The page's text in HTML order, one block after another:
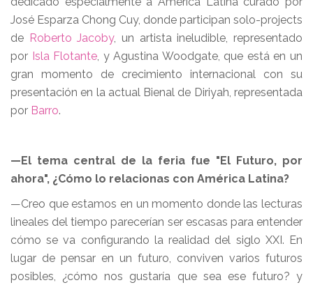
José Esparza Chong Cuy, donde participan solo-projects
de Roberto Jacoby, un artista ineludible, representado
por Isla Flotante, y Agustina Woodgate, que está en un
gran momento de crecimiento internacional con su
presentación en la actual Bienal de Diriyah, representada
por Barro.
—El tema central de la feria fue "El Futuro, por
ahora", ¿Cómo lo relacionas con América Latina?
—Creo que estamos en un momento donde las lecturas
lineales del tiempo parecerían ser escasas para entender
cómo se va configurando la realidad del siglo XXI. En
lugar de pensar en un futuro, conviven varios futuros
posibles, ¿cómo nos gustaría que sea ese futuro? y